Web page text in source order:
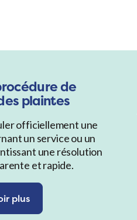
de
plaintes
officiellement une
un service ou un
une résolution
et rapide.
plus